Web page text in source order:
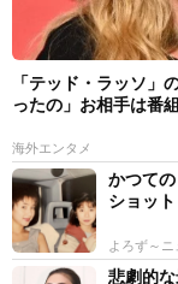
「テッド・ラッソ
ったの」お相手は番
海外エンタメ
かつて
ショッ
よろず～
悲劇的